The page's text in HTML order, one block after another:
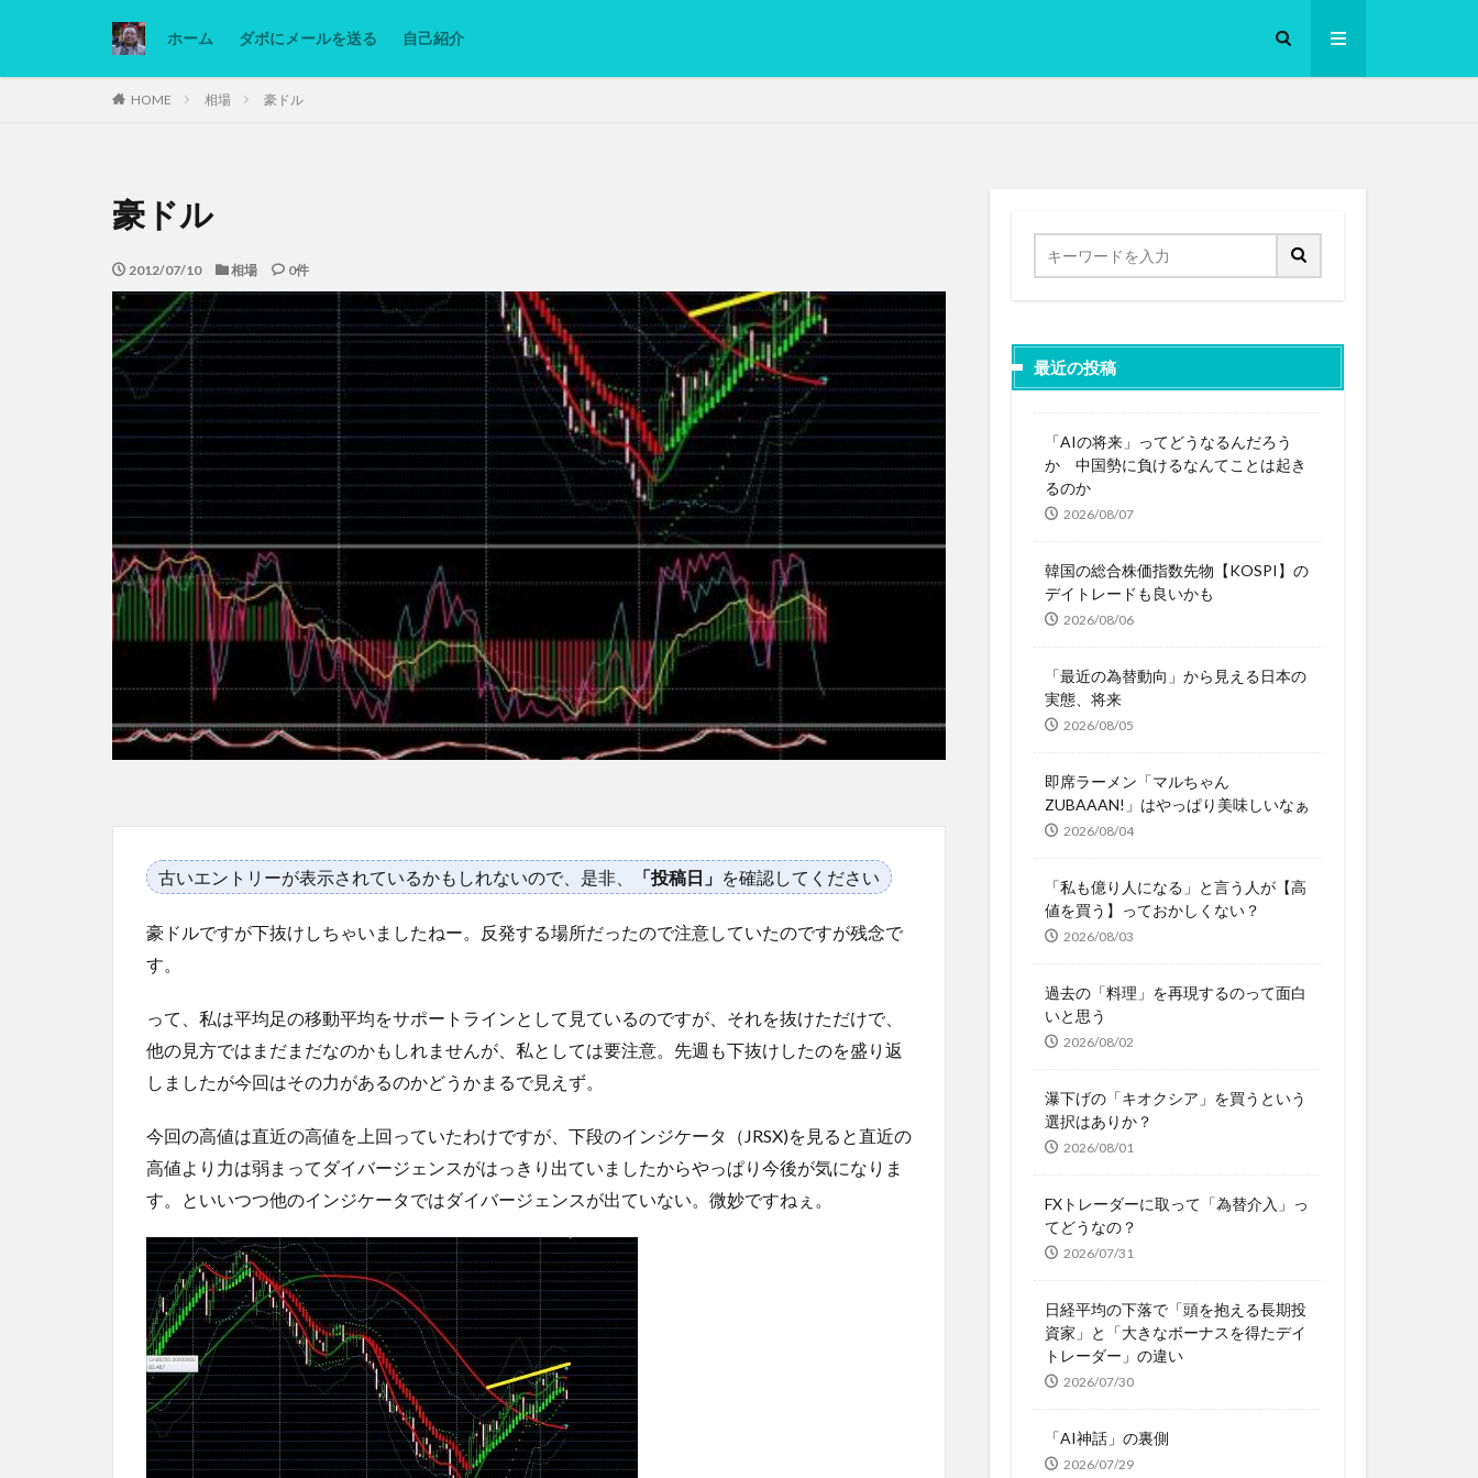
ホーム ダボにメールを送る 自己紹介
HOME 相場 豪ドル
豪ドル
2012/07/10 相場 0件
古いエントリーが表示されているかもしれないので、是非、 「投稿日」 を確認してください
豪ドルですが下抜けしちゃいましたねー。反発する場所だったので注意していたのですが残念で
す。
って、私は平均足の移動平均をサポートラインとして見ているのですが、それを抜けただけで、
他の見方ではまだまだなのかもしれませんが、私としては要注意。先週も下抜けしたのを盛り返
しましたが今回はその力があるのかどうかまるで見えず。
今回の高値は直近の高値を上回っていたわけですが、下段のインジケータ（JRSX)を見ると直近の
高値より力は弱まってダイバージェンスがはっきり出ていましたからやっぱり今後が気になりま
す。といいつつ他のインジケータではダイバージェンスが出ていない。微妙ですねぇ。
最近の投稿
「AIの将来」ってどうなるんだろう
か 中国勢に負けるなんてことは起き
るのか
2026/08/07
韓国の総合株価指数先物【KOSPI】の
デイトレードも良いかも
2026/08/06
「最近の為替動向」から見える日本の
実態、将来
2026/08/05
即席ラーメン「マルちゃん
ZUBAAAN!」はやっぱり美味しいなぁ
2026/08/04
「私も億り人になる」と言う人が【高
値を買う】っておかしくない？
2026/08/03
過去の「料理」を再現するのって面白
いと思う
2026/08/02
瀑下げの「キオクシア」を買うという
選択はありか？
2026/08/01
FXトレーダーに取って「為替介入」っ
てどうなの？
2026/07/31
日経平均の下落で「頭を抱える長期投
資家」と「大きなボーナスを得たデイ
トレーダー」の違い
2026/07/30
「AI神話」の裏側
2026/07/29
カテゴリー
検索